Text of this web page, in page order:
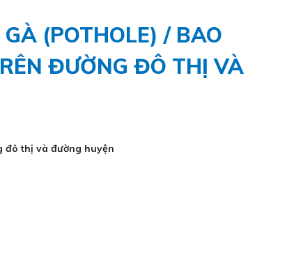
(POTHOLE) / BAO
ĐƯỜNG ĐÔ THỊ VÀ
đô thị và đường huyện